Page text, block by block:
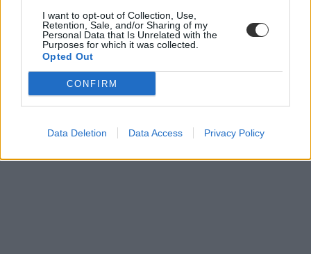
I want to opt-out of Collection, Use,
Retention, Sale, and/or Sharing of my
Personal Data that Is Unrelated with the
Purposes for which it was collected.
Opted Out
CONFIRM
Data Deletion Data Access Privacy Policy
pedagógusképzés